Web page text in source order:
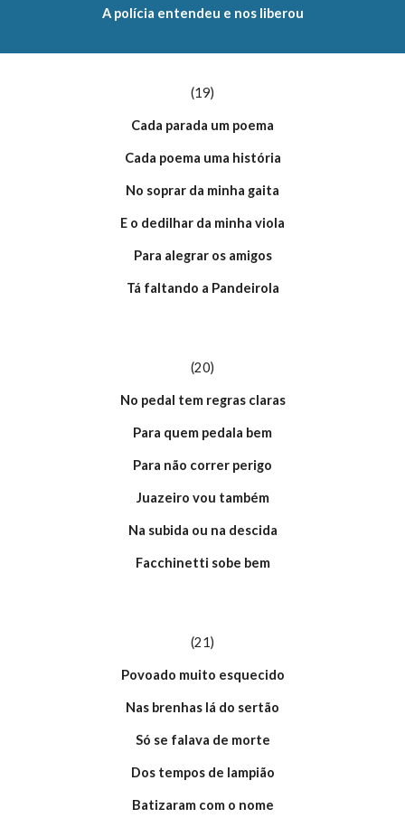
A polícia entendeu e nos liberou
(19)
Cada parada um poema
Cada poema uma história
No soprar da minha gaita
E o dedilhar da minha viola
Para alegrar os amigos
Tá faltando a Pandeirola
(20)
No pedal tem regras claras
Para quem pedala bem
Para não correr perigo
Juazeiro vou também
Na subida ou na descida
Facchinetti sobe bem
(21)
Povoado muito esquecido
Nas brenhas lá do sertão
Só se falava de morte
Dos tempos de lampião
Batizaram com o nome